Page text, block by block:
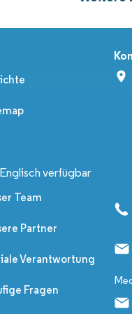
verfügbar
Team
Partner
Verantwortung
Fragen